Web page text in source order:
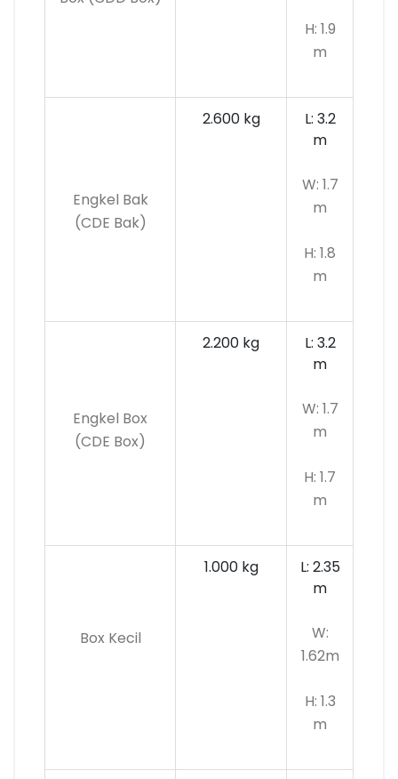
H: 1.9
m
Engkel Bak
(CDE Bak)
2.600 kg
L: 3.2
m
W: 1.7
m
H: 1.8
m
Engkel Box
(CDE Box)
2.200 kg
L: 3.2
m
W: 1.7
m
H: 1.7
m
Box Kecil
1.000 kg
L: 2.35
m
W:
1.62m
H: 1.3
m